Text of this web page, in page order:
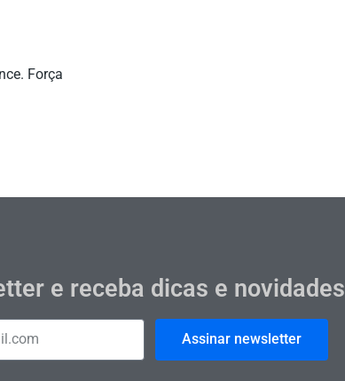
Força
e receba dicas e novidades
Assinar newsletter